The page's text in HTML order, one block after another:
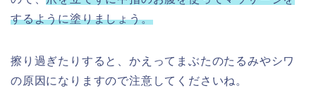
するように塗りましょう。
擦り過ぎたりすると、かえってまぶたのたるみやシワ
の原因になりますので注意してくださいね。